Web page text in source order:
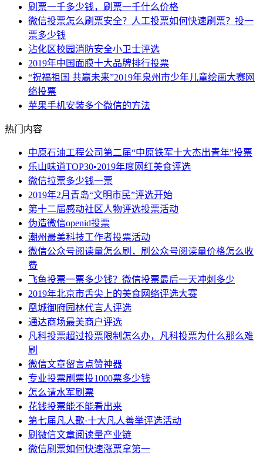
刷票一千多少钱，刷票一千什么价格
微信投票怎么刷票安全？人工投票如何快速刷票？投一
票多少钱
沾化区校园消防安全小卫士评选
2019年中国面膜十大品牌排行投票
“祝福祖国 共赢未来”2019年泉州市少年儿童绘画大赛网
络投票
苹果手机安装多个微信的方法
热门内容
中原石油工程公司第二届“中原铁军十大杰出青年”投票
乐山味道TOP30•2019年度网红美食评选
微信拉票多少钱一票
2019年2月青岛“文明市民”评选开始
第十二届感动社区人物评选投票活动
伪造微信openid投票
潮州最美科技工作者投票活动
微信公众号阅读量怎么刷，刷公众号阅读量价格怎么收
费
飞鱼投票一票多少钱？微信投票最后一天冲刺多少
2019年北京市舌尖上的美食网络评选大赛
凰城御府园林代言人评选
通达商场最美商户评选
凡科投票超过投票限制怎么办，凡科投票为什么那么难
刷
微信文章留言点赞神器
专业投票刷票投1000票多少钱
怎么请水军刷票
花钱投票能不能看出来
第七届凡人歌·十大凡人善举评选活动
刷微信文章阅读量产业链
微信刷票如何快速涨票拿第一